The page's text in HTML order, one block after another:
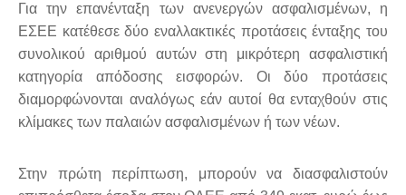
Για την επανένταξη των ανενεργών ασφαλισμένων, η
ΕΣΕΕ κατέθεσε δύο εναλλακτικές προτάσεις ένταξης του
συνολικού αριθμού αυτών στη μικρότερη ασφαλιστική
κατηγορία απόδοσης εισφορών. Οι δύο προτάσεις
διαμορφώνονται αναλόγως εάν αυτοί θα ενταχθούν στις
κλίμακες των παλαιών ασφαλισμένων ή των νέων.
Στην πρώτη περίπτωση, μπορούν να διασφαλιστούν